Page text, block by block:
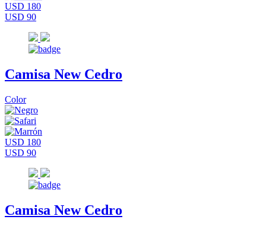
USD 180
USD 90
Camisa New Cedro
Color
USD 180
USD 90
Camisa New Cedro